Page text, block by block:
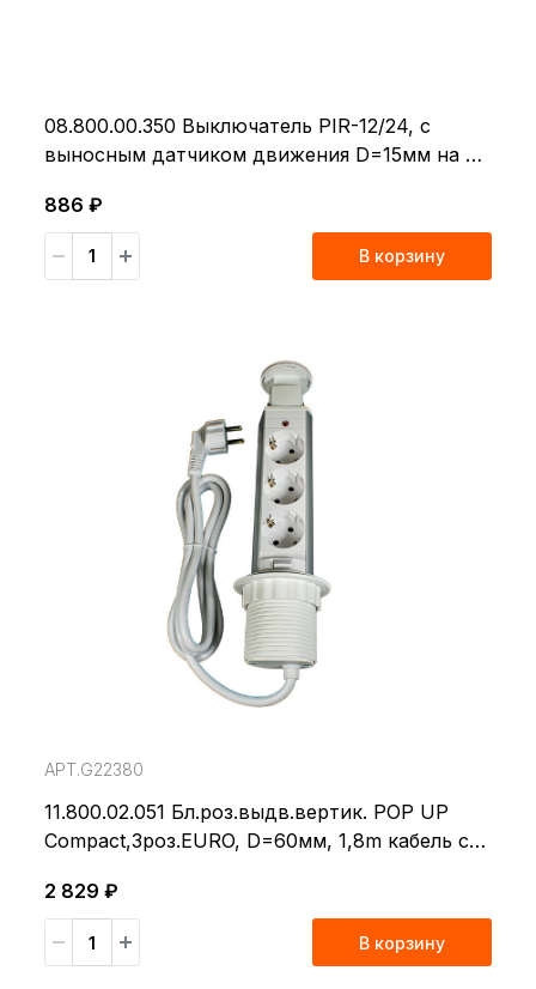
08.800.00.350 Выключатель PIR-12/24, с
выносным датчиком движения D=15мм на 2м
12/24В, 60/100Вт, 1-3м, 120°, 30 сек,
накладной держатель датчика в комплекте
886 ₽
В корзину
АРТ.G22380
11.800.02.051 Бл.роз.выдв.вертик. POP UP
Compact,3роз.EURO, D=60мм, 1,8m кабель с
2 829 ₽
В корзину